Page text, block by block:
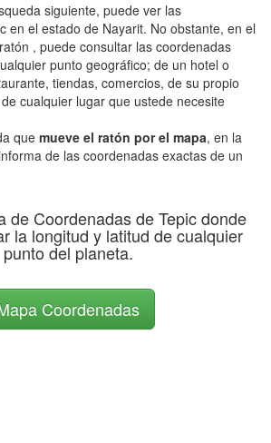
siguiente, puede ver las
en el estado de Nayarit. No obstante, en el
, puede consultar las coordenadas
punto geográfico; de un hotel o
tiendas, comercios, de su propio
cualquier lugar que ustede necesite
que mueve el ratón por el mapa, en la
de las coordenadas exactas de un
de Coordenadas de Tepic donde
la longitud y latitud de cualquier
punto del planeta.
Coordenadas